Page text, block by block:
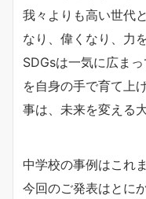
我々よりも高い世代
なり、偉くなり、力
SDGsは一気に広ま
を自身の手で育て上
事は、未来を変える
中学校の事例はこれ
今回のご発表はとに